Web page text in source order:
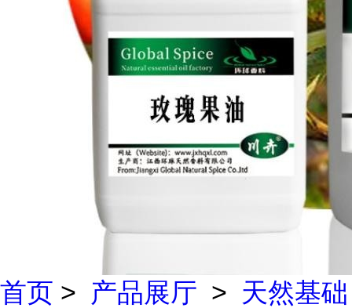
首页 > 产品展厅 > 天然基础